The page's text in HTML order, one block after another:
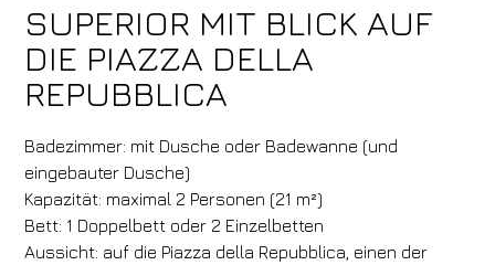
SUPERIOR MIT BLICK AUF
DIE PIAZZA DELLA
REPUBBLICA
Badezimmer: mit Dusche oder Badewanne (und
eingebauter Dusche)
Kapazität: maximal 2 Personen (21 m²)
Bett: 1 Doppelbett oder 2 Einzelbetten
Aussicht: auf die Piazza della Repubblica, einen der